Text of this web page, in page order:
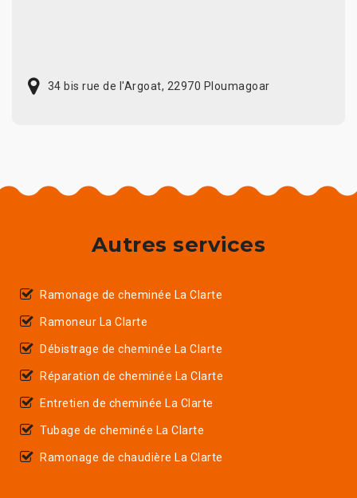
34 bis rue de l'Argoat, 22970 Ploumagoar
Autres services
Ramonage de cheminée La Clarte
Ramoneur La Clarte
Débistrage de cheminée La Clarte
Réparation de cheminée La Clarte
Entretien de cheminée La Clarte
Tubage de cheminée La Clarte
Ramonage de chaudière La Clarte